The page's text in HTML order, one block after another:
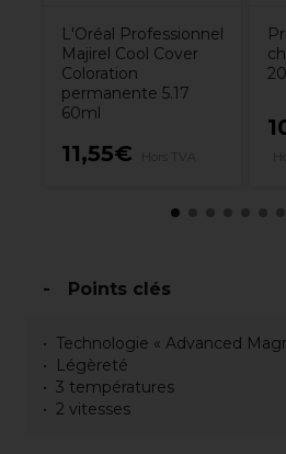
L'Oréal Professionnel
Majirel Cool Cover
Coloration
permanente 5.17
60ml
11,55€
Points clés
Technologie « Advanced
Légèreté
3 températures
2 vitesses